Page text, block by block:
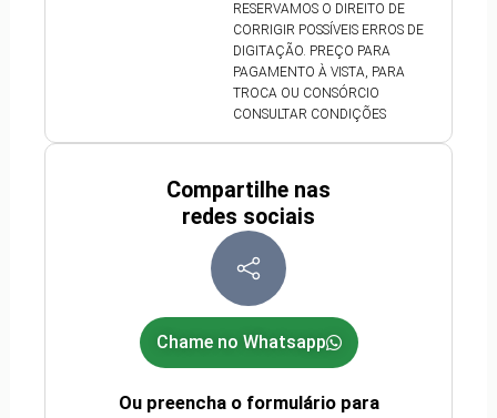
RESERVAMOS O DIREITO DE
CORRIGIR POSSÍVEIS ERROS DE
DIGITAÇÃO. PREÇO PARA
PAGAMENTO À VISTA, PARA
TROCA OU CONSÓRCIO
CONSULTAR CONDIÇÕES
Compartilhe nas
redes sociais
Chame no Whatsapp
Ou preencha o formulário para